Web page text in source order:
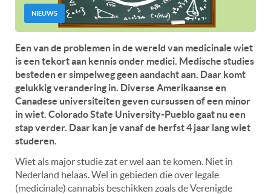
NIEUWS
Een van de problemen in de wereld van medicinale wiet
is een tekort aan kennis onder medici. Medische studies
besteden er simpelweg geen aandacht aan. Daar komt
gelukkig verandering in. Diverse Amerikaanse en
Canadese universiteiten geven cursussen of een minor
in wiet. Colorado State University-Pueblo gaat nu een
stap verder. Daar kan je vanaf de herfst 4 jaar lang wiet
studeren.
Wiet als major studie zat er wel aan te komen. Niet in
Nederland helaas. Wel in gebieden die over legale
(medicinale) cannabis beschikken zoals de Verenigde